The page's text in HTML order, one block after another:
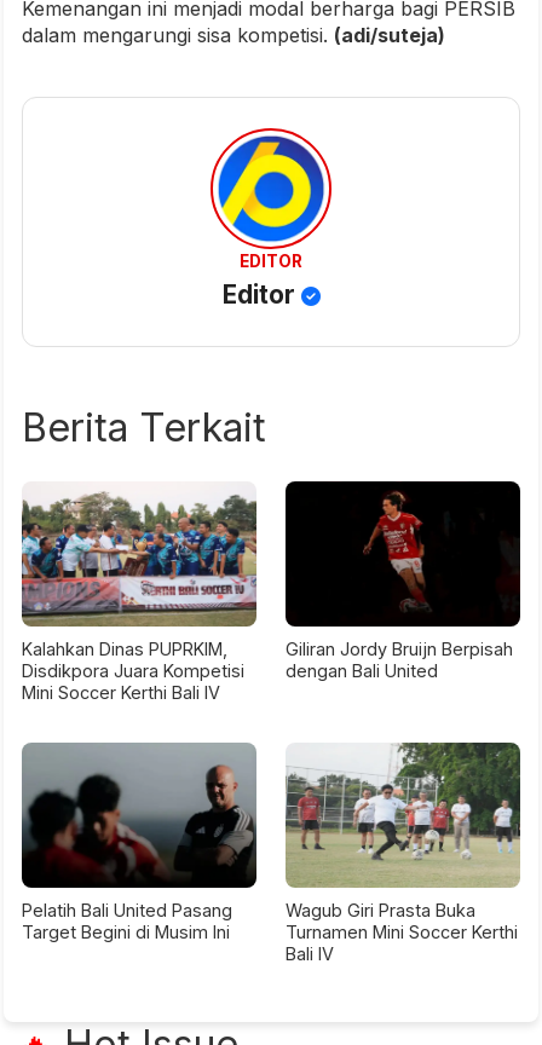
Kemenangan ini menjadi modal berharga bagi PERSIB
dalam mengarungi sisa kompetisi. (adi/suteja)
EDITOR
Editor
Berita Terkait
Kalahkan Dinas PUPRKIM,
Disdikpora Juara Kompetisi
Mini Soccer Kerthi Bali IV
Giliran Jordy Bruijn Berpisah
dengan Bali United
Pelatih Bali United Pasang
Target Begini di Musim Ini
Wagub Giri Prasta Buka
Turnamen Mini Soccer Kerthi
Bali IV